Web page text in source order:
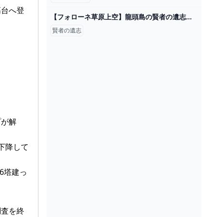
へ登
解
降して
塔建っ
を終
【フォローネ草原上空】龍頭島の賢者の遺志の取得攻略法【ゼルダの伝説ティアーズオブザキングダム】 - YouTube
賢者の遺志